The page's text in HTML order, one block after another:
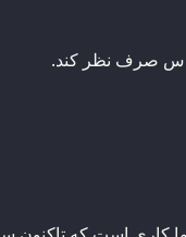
صرف نظر کند.